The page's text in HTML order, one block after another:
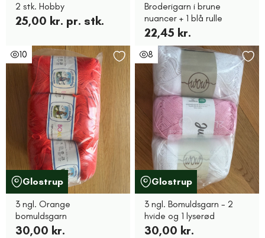
2 stk. Hobby
25,00 kr. pr. stk.
Broderigarn i brune
nuancer + 1 blå rulle
22,45 kr.
10
Glostrup
3 ngl. Orange
bomuldsgarn
30,00 kr.
8
Glostrup
3 ngl. Bomuldsgarn - 2
hvide og 1 lyserød
30,00 kr.